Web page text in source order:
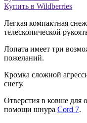
Купить в Wildberries
Легкая компактная
телескопической
Лопата имеет три
пожеланий.
Кромка сложной
снегу.
Отверстия в ковше для
помощи шнура Cord 7.